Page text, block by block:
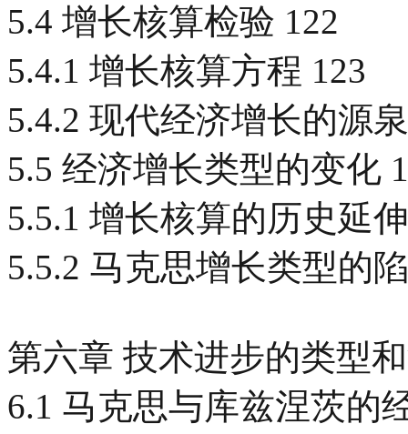
5.4 增长核算检验 122
5.4.1 增长核算方程 123
5.4.2 现代经济增长的源
5.5 经济增长类型的变化
5.5.1 增长核算的历史延
5.5.2 马克思增长类型的
第六章 技术进步的类型
6.1 马克思与库兹涅茨的